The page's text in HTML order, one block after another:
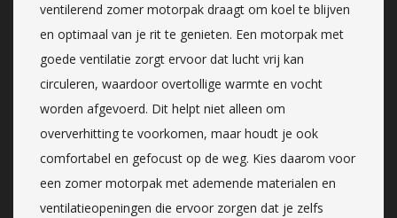
ventilerend zomer motorpak draagt om koel te blijven
en optimaal van je rit te genieten. Een motorpak met
goede ventilatie zorgt ervoor dat lucht vrij kan
circuleren, waardoor overtollige warmte en vocht
worden afgevoerd. Dit helpt niet alleen om
oververhitting te voorkomen, maar houdt je ook
comfortabel en gefocust op de weg. Kies daarom voor
een zomer motorpak met ademende materialen en
ventilatieopeningen die ervoor zorgen dat je zelfs